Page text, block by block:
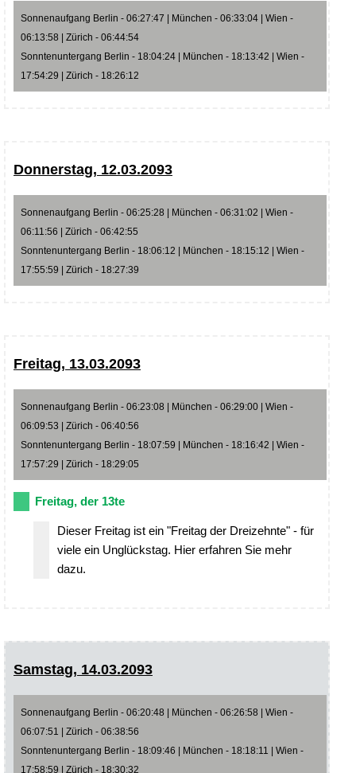
Sonnenaufgang Berlin - 06:27:47 | München - 06:33:04 | Wien -
06:13:58 | Zürich - 06:44:54
Sonntenuntergang Berlin - 18:04:24 | München - 18:13:42 | Wien -
17:54:29 | Zürich - 18:26:12
Donnerstag, 12.03.2093
Sonnenaufgang Berlin - 06:25:28 | München - 06:31:02 | Wien -
06:11:56 | Zürich - 06:42:55
Sonntenuntergang Berlin - 18:06:12 | München - 18:15:12 | Wien -
17:55:59 | Zürich - 18:27:39
Freitag, 13.03.2093
Sonnenaufgang Berlin - 06:23:08 | München - 06:29:00 | Wien -
06:09:53 | Zürich - 06:40:56
Sonntenuntergang Berlin - 18:07:59 | München - 18:16:42 | Wien -
17:57:29 | Zürich - 18:29:05
Freitag, der 13te
Dieser Freitag ist ein "Freitag der Dreizehnte" - für
viele ein Unglückstag. Hier erfahren Sie mehr
dazu.
Samstag, 14.03.2093
Sonnenaufgang Berlin - 06:20:48 | München - 06:26:58 | Wien -
06:07:51 | Zürich - 06:38:56
Sonntenuntergang Berlin - 18:09:46 | München - 18:18:11 | Wien -
17:58:59 | Zürich - 18:30:32